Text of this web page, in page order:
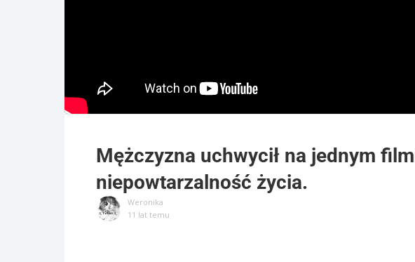
Mężczyzna uchwycił na jednym
niepowtarzalność życia.
Weronika
11 lat temu